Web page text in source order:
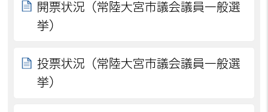
開票状況（常陸大宮市議会議員一般選
挙）
投票状況（常陸大宮市議会議員一般選
挙）